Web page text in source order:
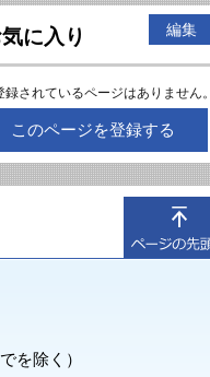
に入り 編集
録されているページはありません。
このページを登録する
を除く）